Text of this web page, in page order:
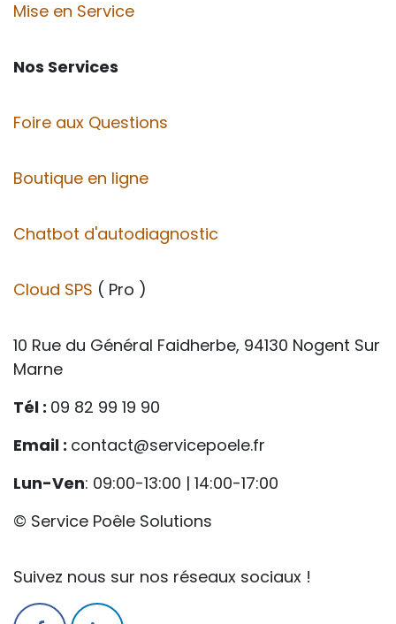
Mise en Service
Nos Services
Foire aux Questions
Boutique en ligne
Chatbot d'autodiagnostic
Cloud SPS ( Pro )
10 Rue du Général Faidherbe, 94130 Nogent Sur
Marne
Tél : 09 82 99 19 90
Email : contact@servicepoele.fr
Lun-Ven: 09:00-13:00 | 14:00-17:00
© Service Poêle Solutions
Suivez nous sur nos réseaux sociaux !